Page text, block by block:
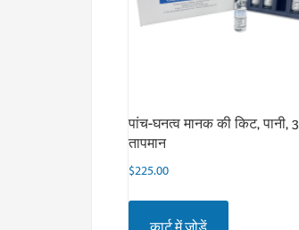
पांच-घनत्व मानक की किट, पानी, 3
तापमान
$225.00
कार्ट में जोड़ें